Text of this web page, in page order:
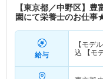
【東京都／中野区】
園にて栄養士のお仕
給与
【モデ
込 【モ